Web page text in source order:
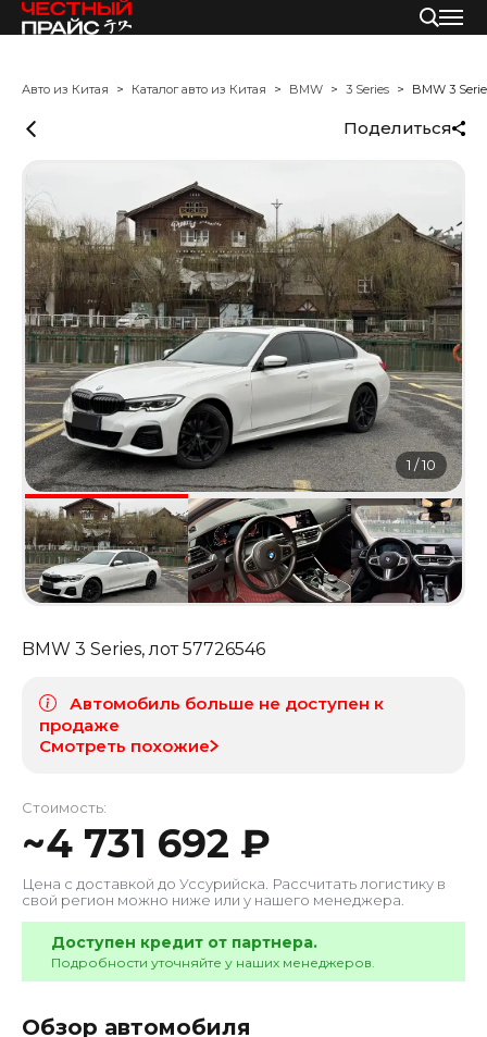
Авто из Китая Каталог авто из Китая BMW 3 Series BMW 3
Поделиться
1 /10
BMW 3 Series, лот57726546
Автомобиль больше не доступен к
продаже
Смотреть похожие
Стоимость:
~4 731 692 ₽
Цена с доставкой до Уссурийска . Рассчитать логистику в
свой регион можно ниже или у нашего менеджера.
Доступен кредит от партнера.
Подробности уточняйте у наших менеджеров.
Обзор автомобиля